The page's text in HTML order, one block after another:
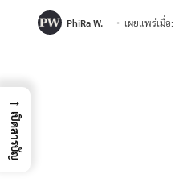
PhiRa W. เผยแพร่เมื่
→
เปิดสารบัญ